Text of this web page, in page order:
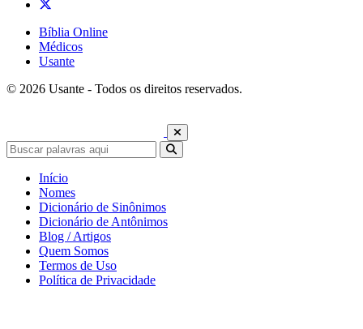
Bíblia Online
Médicos
Usante
© 2026 Usante - Todos os direitos reservados.
Início
Nomes
Dicionário de Sinônimos
Dicionário de Antônimos
Blog / Artigos
Quem Somos
Termos de Uso
Política de Privacidade